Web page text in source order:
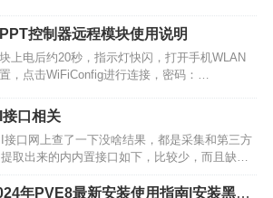
乐园、天目湖南山竹海景区、环球动漫嬉戏
、茅山东方盐湖城·道天下、太湖湾露营谷、花谷
旅游景区、新龙生…
控制器远程模块使用说明
上电后约20秒，指示灯快闪，打开手机WLAN
，点击WiFiConfig进行连接，密码：
输入你的WIFI名称和密码，注意只能选择2.4G
络，然后提交，等待30秒后闪灯熄灭再…
口相关
口网上查了一下没啥结果，都是采集和第三方
取出来的内内置接口如下，比较少，而且缺乏
才行，供参考。苹果CMS V10 API接口相关影
年PVE8最新安装使用指南|安装黑群